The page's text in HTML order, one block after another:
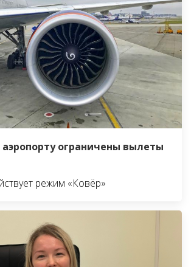
ограничены вылеты
режим «Ковёр»